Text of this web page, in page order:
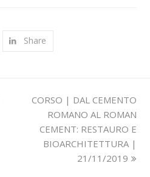
Share
visualizza
articolo:
CORSO | DAL CEMENTO
ROMANO AL ROMAN
CEMENT: RESTAURO E
BIOARCHITETTURA |
21/11/2019